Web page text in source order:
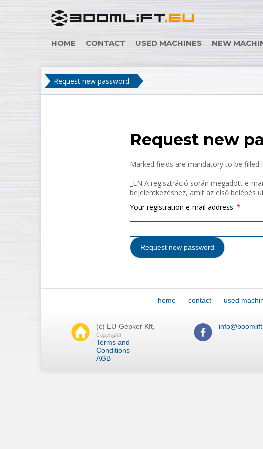
HOME CONTACT USED MACHINES NEW
Request new password
Request new
Marked fields are mandatory to be filled
_EN A regisztráció során megadott e-
bejelentkezéshez, amit az első belépés
Your registration e-mail address:
home contact used
(c) EU-Gépker Kft,
Copyright!
Terms and
Conditions
AGB